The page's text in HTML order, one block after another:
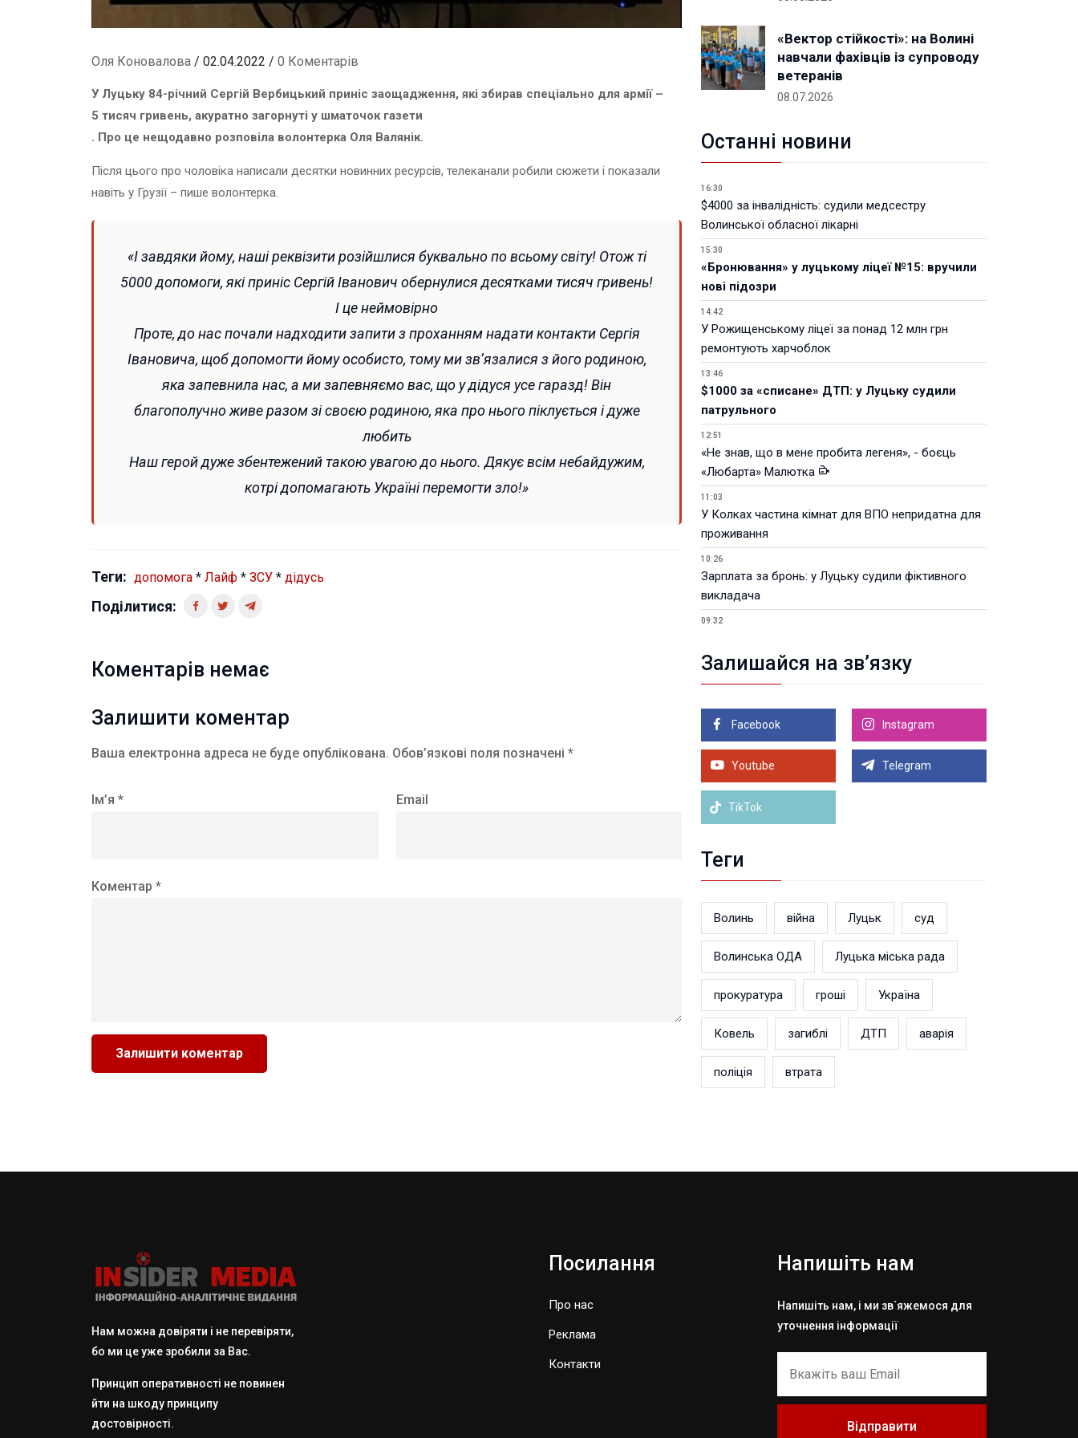
Оля Коновалова / 02.04.2022 / 0 Коментарів
У Луцьку 84-річний Сергій Вербицький приніс заощадження, які збирав спеціально для армії –
5 тисяч гривень, акуратно загорнуті у шматочок газети
. Про це нещодавно розповіла волонтерка Оля Валянік.
Після цього про чоловіка написали десятки новинних ресурсів, телеканали робили сюжети і показали
навіть у Грузії – пише волонтерка.
«І завдяки йому, наші реквізити розійшлися буквально по всьому світу! Отож ті
5000 допомоги, які приніс Сергій Іванович обернулися десятками тисяч гривень!
І це неймовірно
Проте, до нас почали надходити запити з проханням надати контакти Сергія
Івановича, щоб допомогти йому особисто, тому ми зв’язалися з його родиною,
яка запевнила нас, а ми запевняємо вас, що у дідуся усе гаразд! Він
благополучно живе разом зі своєю родиною, яка про нього піклується і дуже
любить
Наш герой дуже збентежений такою увагою до нього. Дякує всім небайдужим,
котрі допомагають Україні перемогти зло!»
Теги: допомога * Лайф * ЗСУ * дідусь
Поділитися:
Коментарів немає
Залишити коментар
Ваша електронна адреса не буде опублікована. Обов’язкові поля позначені *
Ім’я * Email
Коментар *
«Вектор стійкості»: на Волині
навчали фахівців із супроводу
ветеранів
08.07.2026
Останні новини
16:30
$4000 за інвалідність: судили медсестру
Волинської обласної лікарні
15:30
«Бронювання» у луцькому ліцеї №15: вручили
нові підозри
14:42
У Рожищенському ліцеї за понад 12 млн грн
ремонтують харчоблок
13:46
$1000 за «списане» ДТП: у Луцьку судили
патрульного
12:51
«Не знав, що в мене пробита легеня», - боєць
«Любарта» Малютка
11:03
У Колках частина кімнат для ВПО непридатна для
проживання
10:26
Зарплата за бронь: у Луцьку судили фіктивного
викладача
09:32
05.08.2026 21:18
Порівняння телеоб'єктивів Sigma Sports та Sony G-
05.08.2026 21:00
У Луцьку на 99,9% готовий новий Державний
ветеранський простір. ВІДЕО
Більше новин
Залишайся на зв’язку
Facebook Instagram
Youtube Telegram
TikTok
Теги
Волинь війна Луцьк суд
Волинська ОДА Луцька міська рада
прокуратура гроші Україна
Ковель загиблі ДТП аварія
поліція втрата
Нам можна довіряти і не перевіряти,
бо ми це уже зробили за Вас.
Принцип оперативності не повинен
йти на шкоду принципу
достовірності.
Посилання
Про нас
Реклама
Контакти
Напишіть нам
Напишіть нам, і ми зв`яжемося для
уточнення інформації
Відправити